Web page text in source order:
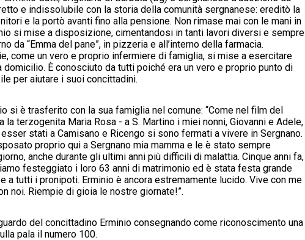
e indissolubile con la storia della comunità sergnanese: ereditò la
e la portò avanti fino alla pensione. Non rimase mai con le mani in
si mise a disposizione, cimentandosi in tanti lavori diversi e sempre
da “Emma del pane”, in pizzeria e all’interno della farmacia.
come un vero e proprio infermiere di famiglia, si mise a esercitare
È conosciuto da tutti poiché era un vero e proprio punto di
per aiutare i suoi concittadini.
si è trasferito con la sua famiglia nel comune: “Come nel film del
la terzogenita Maria Rosa - a S. Martino i miei nonni, Giovanni e Adele,
stati a Camisano e Ricengo si sono fermati a vivere in Sergnano.
proprio qui a Sergnano mia mamma e le è stato sempre
anche durante gli ultimi anni più difficili di malattia. Cinque anni fa,
festeggiato i loro 63 anni di matrimonio ed è stata festa grande
a tutti i pronipoti. Erminio è ancora estremamente lucido. Vive con me
noi. Riempie di gioia le nostre giornate!”.
del concittadino Erminio consegnando come riconoscimento una
pala il numero 100.